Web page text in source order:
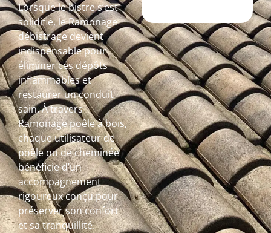
Lorsque le bistre s’est
solidifié, le Ramonage
débistrage devient
indispensable pour
éliminer ces dépôts
inflammables et
restaurer un conduit
sain. À travers
Ramonage poêle à bois,
chaque utilisateur de
poêle ou de cheminée
bénéficie d’un
accompagnement
rigoureux conçu pour
préserver son confort
et sa tranquillité.